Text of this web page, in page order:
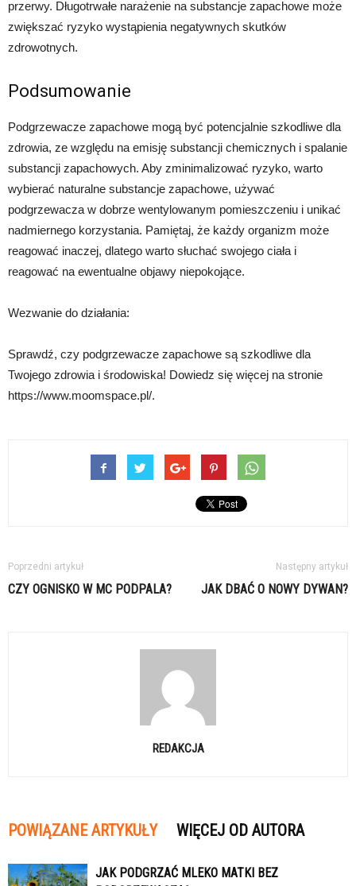
przerwy. Długotrwałe narażenie na substancje zapachowe może
zwiększać ryzyko wystąpienia negatywnych skutków
zdrowotnych.
Podsumowanie
Podgrzewacze zapachowe mogą być potencjalnie szkodliwe dla
zdrowia, ze względu na emisję substancji chemicznych i spalanie
substancji zapachowych. Aby zminimalizować ryzyko, warto
wybierać naturalne substancje zapachowe, używać
podgrzewacza w dobrze wentylowanym pomieszczeniu i unikać
nadmiernego korzystania. Pamiętaj, że każdy organizm może
reagować inaczej, dlatego warto słuchać swojego ciała i
reagować na ewentualne objawy niepokojące.
Wezwanie do działania:
Sprawdź, czy podgrzewacze zapachowe są szkodliwe dla
Twojego zdrowia i środowiska! Dowiedz się więcej na stronie
https://www.moomspace.pl/.
Poprzedni artykuł
CZY OGNISKO W MC PODPALA?
Następny artykuł
JAK DBAĆ O NOWY DYWAN?
REDAKCJA
POWIĄZANE ARTYKUŁY WIĘCEJ OD AUTORA
JAK PODGRZAĆ MLEKO MATKI BEZ